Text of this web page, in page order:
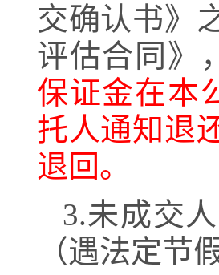
交确认书》
评估合同》
保证金在本
托人通知退
退回。
3.未成交
（遇法定节